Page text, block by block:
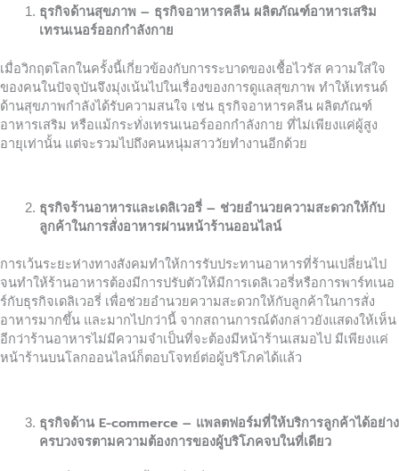
ธุรกิจด้านสุขภาพ – ธุรกิจอาหารคลีน ผลิตภัณฑ์อาหารเสริม
เทรนเนอร์ออกกำลังกาย
เมื่อวิกฤตโลกในครั้งนี้เกี่ยวข้องกับการระบาดของเชื้อไวรัส ความใส่ใจ
ของคนในปัจจุบันจึงมุ่งเน้นไปในเรื่องของการดูแลสุขภาพ ทำให้เทรนด์
ด้านสุขภาพกำลังได้รับความสนใจ เช่น ธุรกิจอาหารคลีน ผลิตภัณฑ์
อาหารเสริม หรือแม้กระทั่งเทรนเนอร์ออกกำลังกาย ที่ไม่เพียงแค่ผู้สูง
อายุเท่านั้น แต่จะรวมไปถึงคนหนุ่มสาววัยทำงานอีกด้วย
ธุรกิจร้านอาหารและเดลิเวอรี่ – ช่วยอำนวยความสะดวกให้กับ
ลูกค้าในการสั่งอาหารผ่านหน้าร้านออนไลน์
การเว้นระยะห่างทางสังคมทำให้การรับประทานอาหารที่ร้านเปลี่ยนไป
จนทำให้ร้านอาหารต้องมีการปรับตัวให้มีการเดลิเวอรี่หรือการพาร์ทเนอ
ร์กับธุรกิจเดลิเวอรี่ เพื่อช่วยอำนวยความสะดวกให้กับลูกค้าในการสั่ง
อาหารมากขึ้น และมากไปกว่านี้ จากสถานการณ์ดังกล่าวยังแสดงให้เห็น
อีกว่าร้านอาหารไม่มีความจำเป็นที่จะต้องมีหน้าร้านเสมอไป มีเพียงแค่
หน้าร้านบนโลกออนไลน์ก็ตอบโจทย์ต่อผู้บริโภคได้แล้ว
ธุรกิจด้าน E-commerce – แพลตฟอร์มที่ให้บริการลูกค้าได้อย่าง
ครบวงจรตามความต้องการของผู้บริโภคจบในที่เดียว